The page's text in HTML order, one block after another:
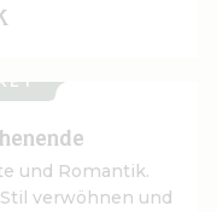
und Romantik.
verwöhnen und